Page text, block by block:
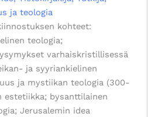
ja teologia
kohteet:
teologia;
varhaiskristillisessä
ja syyriankielinen
ja mystiikan teologia (300-
estetiikka; bysanttilainen
Jerusalemin idea